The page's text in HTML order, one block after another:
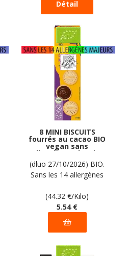
8 MINI BISCUITS
fourrés au cacao BIO
vegan sans
allergènes Alnavit :
125 grammes
(dluo 27/10/2026) BIO.
Sans les 14 allergènes
(44.32 €/Kilo)
5.54 €